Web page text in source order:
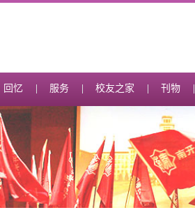
回忆 服务 校友之家 刊物